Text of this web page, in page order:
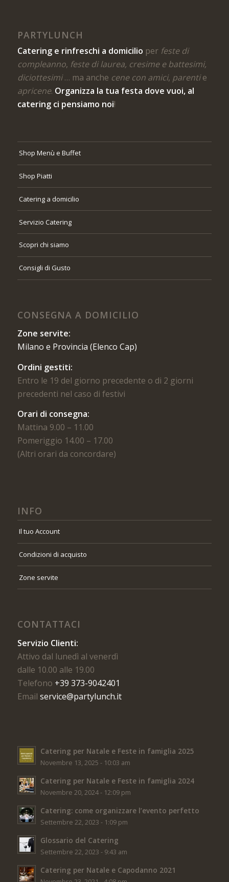
PARTYLUNCH
Catering e rinfreschi a domicilio per feste di
compleanno, feste di laurea, cresime e battesimi,
diciottesimi… ma anche cene con amici, parentie
apricene. Organizza la tua festa dove vuoi, al
catering ci pensiamo noi!
Shop Menù e Buffet
Shop Piatti
Catering a domicilio
Servizio Catering
Scopri chi siamo
Consigli di Gusto
CONSEGNA A DOMICILIO
Zone servite:
Milano e Provincia (Elenco Cap)
Ordini gestiti:
Entro le 19 del giorno precedente o di 2 giorni
precedenti nel caso di festivi
Orari di consegna:
Mattina 9.00 – 11.00
Pomeriggio 14.00 – 17.00
(Altri orari da concordare)
INFO
Il tuo Account
Condizioni di acquisto
Zone servite
CONTATTACI
Servizio Clienti:
Attivo dal lunedì al venerdì
dalle 10.00 alle 19.00
Telefono +39 373-9042401
Email service@partylunch.it
Catering per Natale e Feste in famiglia 2025
Novembre 13, 2025 - 10:03 am
Catering per Natale e Feste in famiglia 2024
Novembre 20, 2024 - 12:09 pm
Catering: come organizzare l’evento perfetto
Settembre 22, 2023 - 1:09 pm
Glossario del Catering
Settembre 22, 2023 - 9:43 am
Catering per Natale e Capodanno 2021